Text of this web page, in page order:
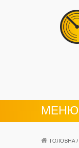
МЕНЮ
ГОЛОВНА /